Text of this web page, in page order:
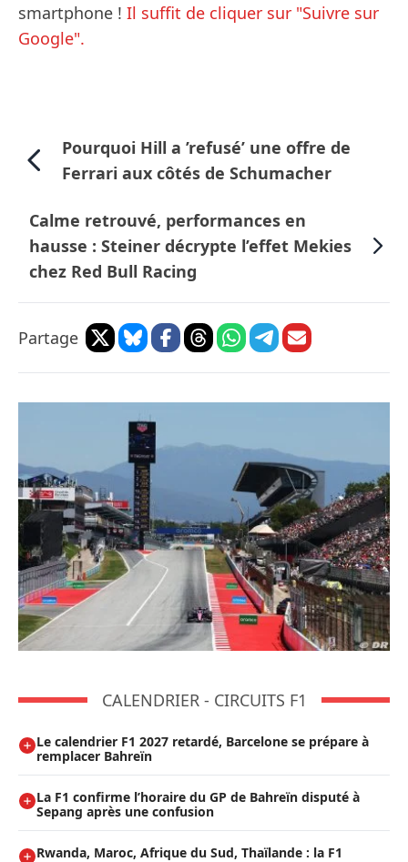
smartphone ! Il suffit de cliquer sur "Suivre sur
Google".
Pourquoi Hill a ’refusé’ une offre de
Ferrari aux côtés de Schumacher
Calme retrouvé, performances en
hausse : Steiner décrypte l’effet Mekies
chez Red Bull Racing
Partage
CALENDRIER - CIRCUITS F1
Le calendrier F1 2027 retardé, Barcelone se prépare à
remplacer Bahreïn
La F1 confirme l’horaire du GP de Bahreïn disputé à
Sepang après une confusion
Rwanda, Maroc, Afrique du Sud, Thaïlande : la F1